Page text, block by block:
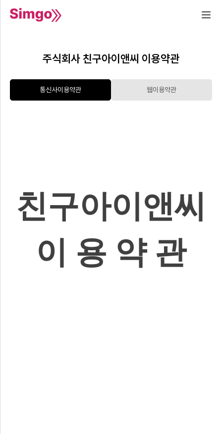
주식회사 친구아이앤씨 이용약관
통신사이용약관 웹이용약관
친구아이앤씨
이 용 약 관